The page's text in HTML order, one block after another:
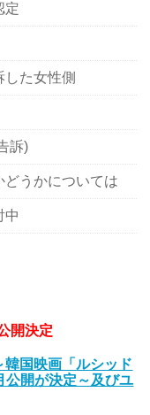
定
した女性側
訴)
どうかについては
中
開決定
国映画「ルシッド
公開が決定～及びユ